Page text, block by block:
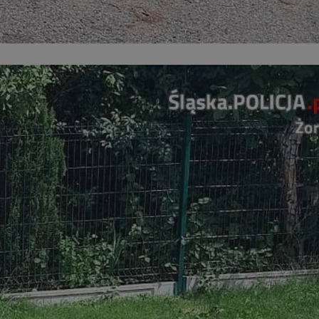
sesji.
sesji.
ludzi i
internetowej,
raportów
internetowej.
identyfikatora
obsługuje
optymalizacji
przechowywania
do usług
czy użytkownik
lub reklamy.
o zgodzie
dotyczących
z witryny.
prywatności
przestrzeganie